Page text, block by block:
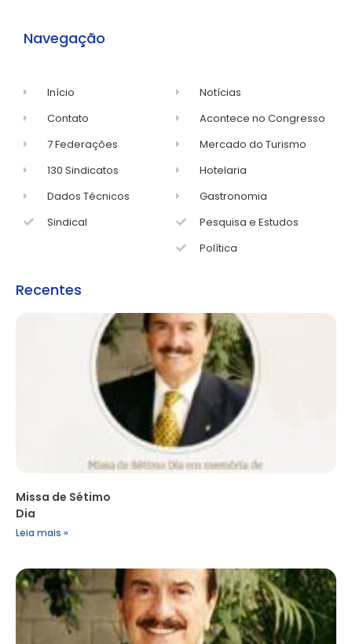
Navegação
Início
Contato
7 Federações
130 Sindicatos
Dados Técnicos
Sindical
Notícias
Acontece no Congresso
Mercado do Turismo
Hotelaria
Gastronomia
Pesquisa e Estudos
Política
Recentes
Missa de Sétimo
Dia
Leia mais »